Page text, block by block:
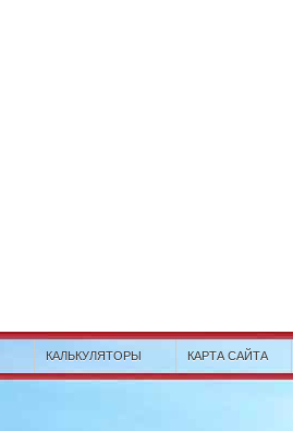
КАЛЬКУЛЯТОРЫ КАРТА САЙТА